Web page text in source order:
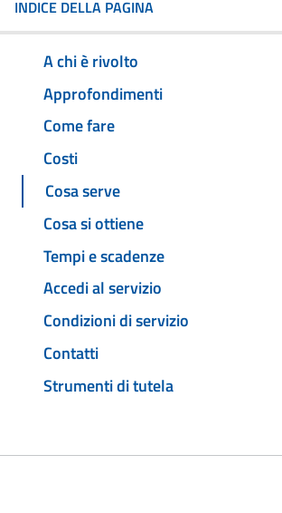
INDICE DELLA PAGINA
A chi è rivolto
Approfondimenti
Come fare
Costi
Cosa serve
Cosa si ottiene
Tempi e scadenze
Accedi al servizio
Condizioni di servizio
Contatti
Strumenti di tutela